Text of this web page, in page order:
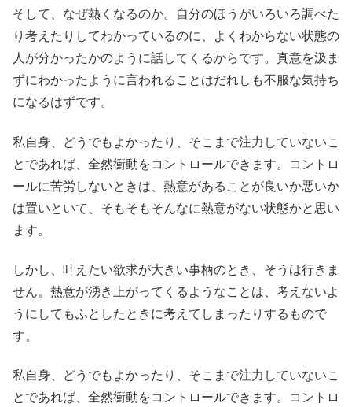
そして、なぜ熱くなるのか。自分のほうがいろいろ調べた
り考えたりしてわかっているのに、よくわからない状態の
人が分かったかのように話してくるからです。真意を汲ま
ずにわかったように言われることはだれしも不服な気持ち
になるはずです。
私自身、どうでもよかったり、そこまで注力していないこ
とであれば、全然衝動をコントロールできます。コントロ
ールに苦労しないときは、熱意があることが良いか悪いか
は置いといて、そもそもそんなに熱意がない状態かと思い
ます。
しかし、叶えたい欲求が大きい事柄のとき、そうは行きま
せん。熱意が湧き上がってくるようなことは、考えないよ
うにしてもふとしたときに考えてしまったりするもので
す。
私自身、どうでもよかったり、そこまで注力していないこ
とであれば、全然衝動をコントロールできます。コントロ